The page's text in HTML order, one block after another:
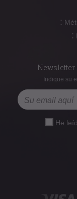
:
:
Newsletter
Indique su
He